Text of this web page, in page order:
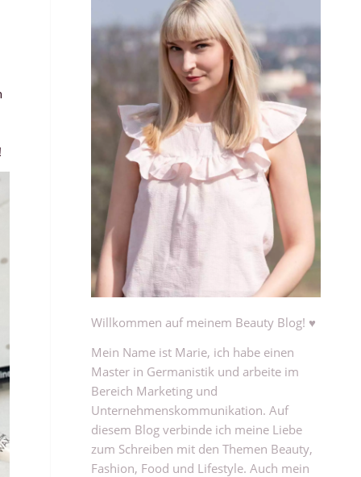
Willkommen auf meinem Beauty Blog! ♥
Mein Name ist Marie, ich habe einen
Master in Germanistik und arbeite im
Bereich Marketing und
Unternehmenskommunikation. Auf
diesem Blog verbinde ich meine Liebe
zum Schreiben mit den Themen Beauty,
Fashion, Food und Lifestyle. Auch mein